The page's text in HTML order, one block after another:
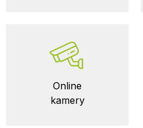
Online
kamery